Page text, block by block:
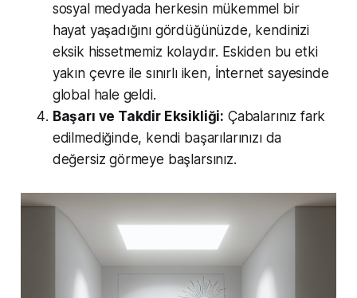
sosyal medyada herkesin mükemmel bir
hayat yaşadığını gördüğünüzde, kendinizi
eksik hissetmemiz kolaydır. Eskiden bu etki
yakın çevre ile sınırlı iken, İnternet sayesinde
global hale geldi.
Başarı ve Takdir Eksikliği: Çabalarınız fark
edilmediğinde, kendi başarılarınızı da
değersiz görmeye başlarsınız.